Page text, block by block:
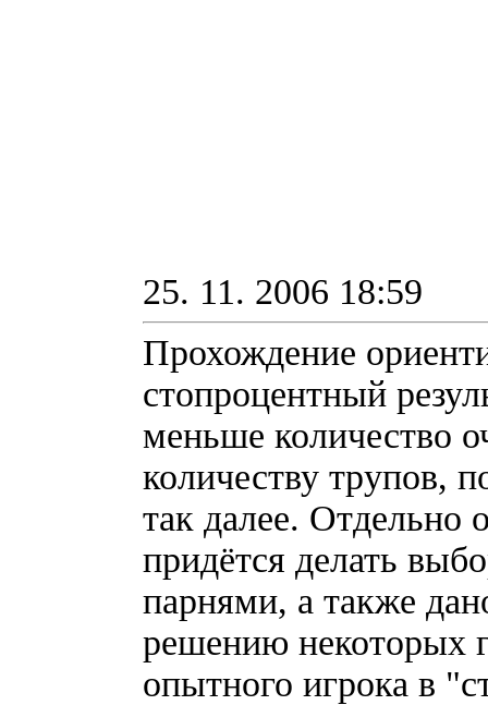
25. 11. 2006 18:59
Прохождение
стопроцентный
меньше количество
количеству трупов,
так далее. Отдельно
придётся делать
парнями, а также
решению некоторых
опытного игрока в